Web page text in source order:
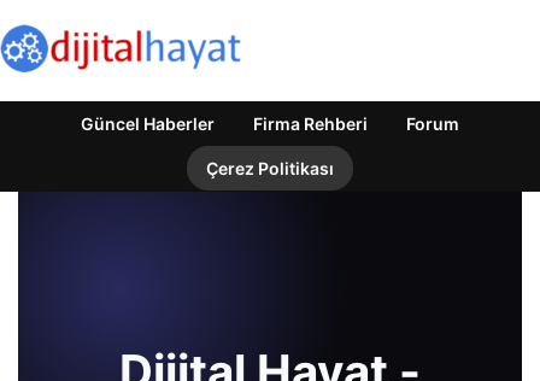
Güncel Haberler Firma Rehberi Forum
Çerez Politikası